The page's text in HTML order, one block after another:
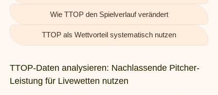
Wie TTOP den Spielverlauf verändert
TTOP als Wettvorteil systematisch nutzen
TTOP-Daten analysieren: Nachlassende Pitcher-
Leistung für Livewetten nutzen